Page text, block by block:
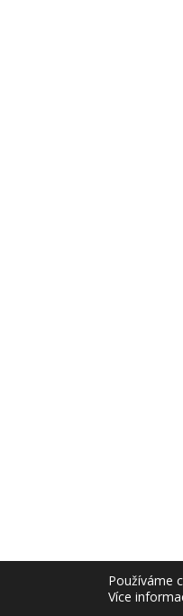
Používáme
Více